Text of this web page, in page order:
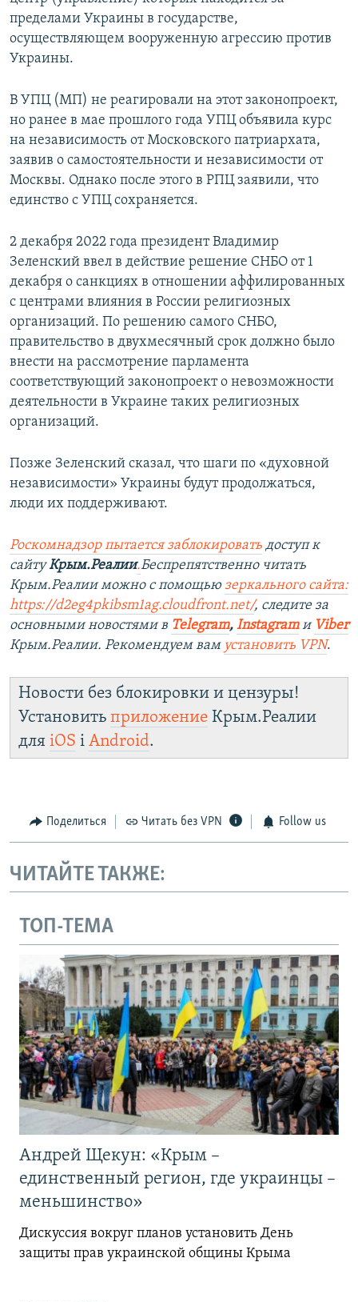
пределами Украины в государстве,
осуществляющем вооруженную агрессию против
Украины.
В УПЦ (МП) не реагировали на этот законопроект,
но ранее в мае прошлого года УПЦ объявила курс
на независимость от Московского патриархата,
заявив о самостоятельности и независимости от
Москвы. Однако после этого в РПЦ заявили, что
единство с УПЦ сохраняется.
2 декабря 2022 года президент Владимир
Зеленский ввел в действие решение СНБО от 1
декабря о санкциях в отношении аффилированных
с центрами влияния в России религиозных
организаций. По решению самого СНБО,
правительство в двухмесячный срок должно было
внести на рассмотрение парламента
соответствующий законопроект о невозможности
деятельности в Украине таких религиозных
организаций.
Позже Зеленский сказал, что шаги по «духовной
независимости» Украины будут продолжаться,
люди их поддерживают.
Роскомнадзор пытается заблокировать доступ к
сайтуКрым.Реалии.Беспрепятственно читать
Крым.Реалии можно с помощью зеркального сайта:
https://d2eg4pkibsm1ag.cloudfront.net/, следите за
основными новостями в Telegram, Instagramи Viber
Крым.Реалии. Рекомендуем вам установить VPN.
Новости без блокировки и цензуры!
Установить приложение Крым.Реалии
для iOS і Android.
Поделиться Читать без VPN Follow us
ЧИТАЙТЕ ТАКЖЕ:
ТОП-ТЕМА
Андрей Щекун: «Крым –
единственный регион, где украинцы –
меньшинство»
Дискуссия вокруг планов установить День
защиты прав украинской общины Крыма